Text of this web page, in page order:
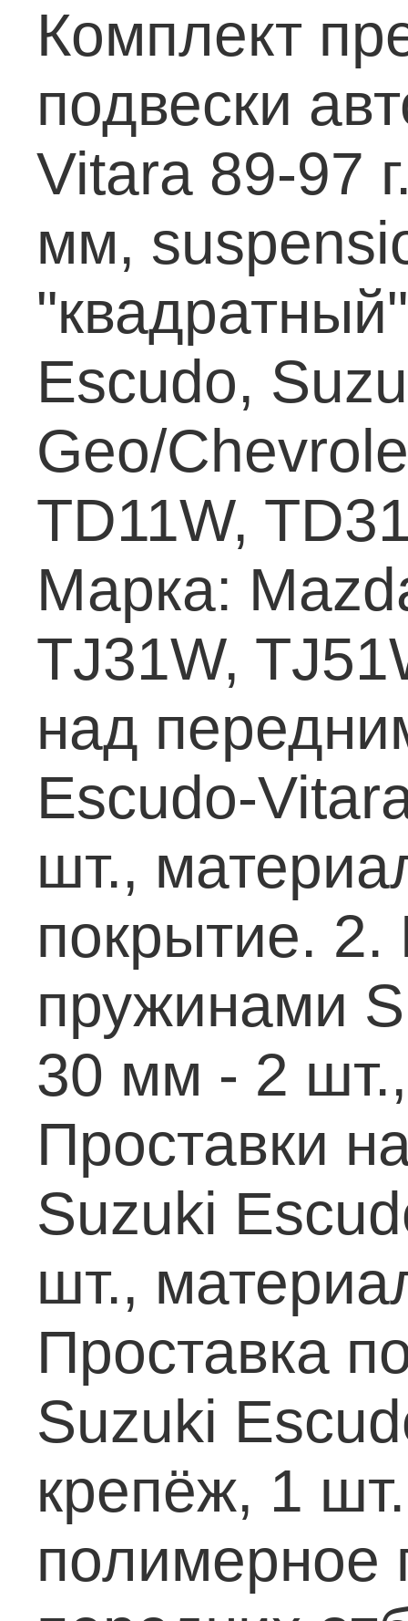
Комплект
подвески
Vitara 89-97
мм,
Escudo,
Geo/
TD11W,
Марка:
TJ31W,
над
Escudo-
шт.,
покрытие. 2.
пружинами
30 мм - 2
Проставки
Suzuki
шт.,
Проставка
Suzuki
крепёж, 1
полимерное